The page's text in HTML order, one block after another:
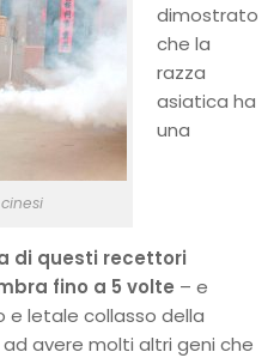
dimostrato
che la
razza
asiatica ha
una
di questi recettori
fino a 5 volte – e
e letale collasso della
avere molti altri geni che